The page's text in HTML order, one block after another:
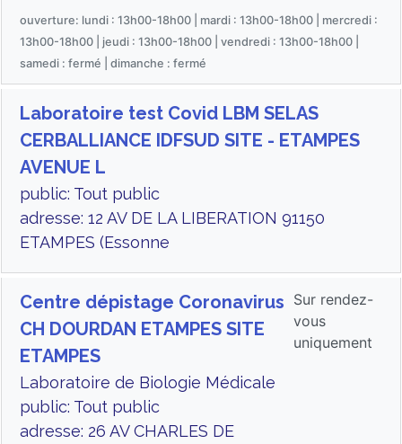
ouverture: lundi : 13h00-18h00 | mardi : 13h00-18h00 | mercredi :
13h00-18h00 | jeudi : 13h00-18h00 | vendredi : 13h00-18h00 |
samedi : fermé | dimanche : fermé
Laboratoire test Covid LBM SELAS
CERBALLIANCE IDFSUD SITE - ETAMPES
AVENUE L
public: Tout public
adresse: 12 AV DE LA LIBERATION 91150
ETAMPES (Essonne
Centre dépistage Coronavirus
CH DOURDAN ETAMPES SITE
ETAMPES
Laboratoire de Biologie Médicale
public: Tout public
adresse: 26 AV CHARLES DE
Sur rendez-
vous
uniquement